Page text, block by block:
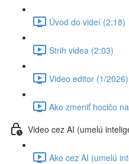
Úvod do videí (2:18)
Strih videa (2:03)
Video editor (1/
Ako zmeniť hocičo
Video cez AI (umelú
Ako cez AI (umelú